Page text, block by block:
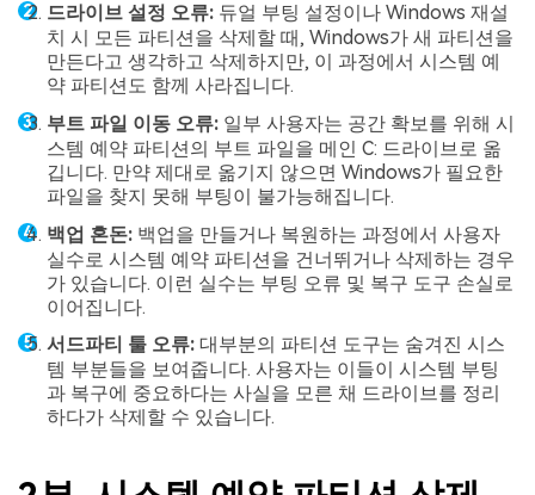
드라이브 설정 오류: 듀얼 부팅 설정이나 Windows 재설
치 시 모든 파티션을 삭제할 때, Windows가 새 파티션을
만든다고 생각하고 삭제하지만, 이 과정에서 시스템 예
약 파티션도 함께 사라집니다.
부트 파일 이동 오류: 일부 사용자는 공간 확보를 위해 시
스템 예약 파티션의 부트 파일을 메인 C: 드라이브로 옮
깁니다. 만약 제대로 옮기지 않으면 Windows가 필요한
파일을 찾지 못해 부팅이 불가능해집니다.
백업 혼돈: 백업을 만들거나 복원하는 과정에서 사용자
실수로 시스템 예약 파티션을 건너뛰거나 삭제하는 경우
가 있습니다. 이런 실수는 부팅 오류 및 복구 도구 손실로
이어집니다.
서드파티 툴 오류: 대부분의 파티션 도구는 숨겨진 시스
템 부분들을 보여줍니다. 사용자는 이들이 시스템 부팅
과 복구에 중요하다는 사실을 모른 채 드라이브를 정리
하다가 삭제할 수 있습니다.